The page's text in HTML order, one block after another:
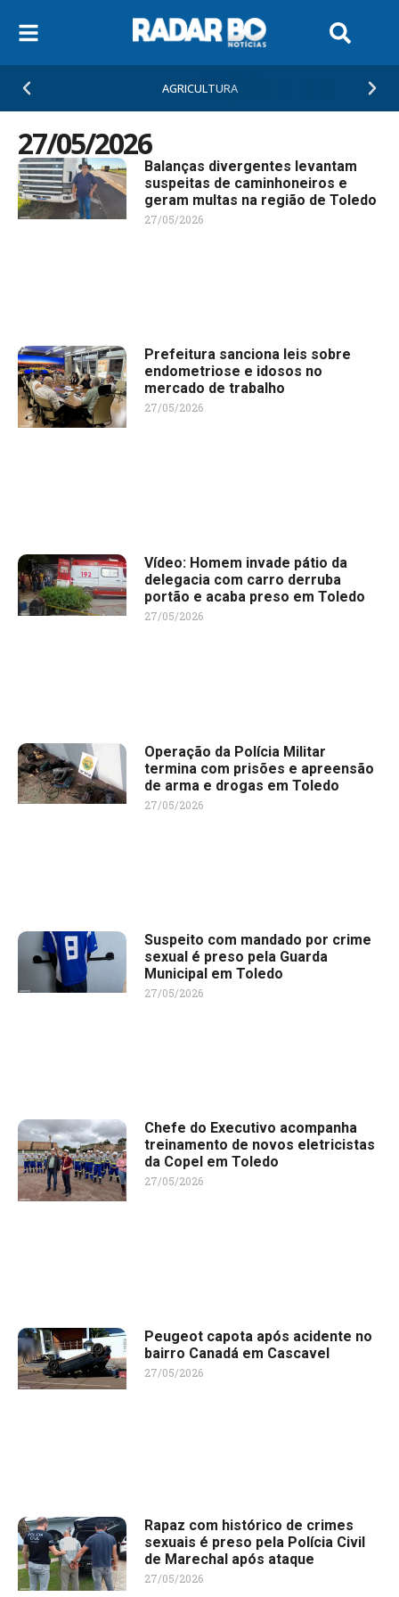
AGRICULTURA
27/05/2026
Balanças divergentes levantam
suspeitas de caminhoneiros e
geram multas na região de Toledo
27/05/2026
Prefeitura sanciona leis sobre
endometriose e idosos no
mercado de trabalho
27/05/2026
Vídeo: Homem invade pátio da
delegacia com carro derruba
portão e acaba preso em Toledo
27/05/2026
Operação da Polícia Militar
termina com prisões e apreensão
de arma e drogas em Toledo
27/05/2026
Suspeito com mandado por crime
sexual é preso pela Guarda
Municipal em Toledo
27/05/2026
Chefe do Executivo acompanha
treinamento de novos eletricistas
da Copel em Toledo
27/05/2026
Peugeot capota após acidente no
bairro Canadá em Cascavel
27/05/2026
Rapaz com histórico de crimes
sexuais é preso pela Polícia Civil
de Marechal após ataque
27/05/2026